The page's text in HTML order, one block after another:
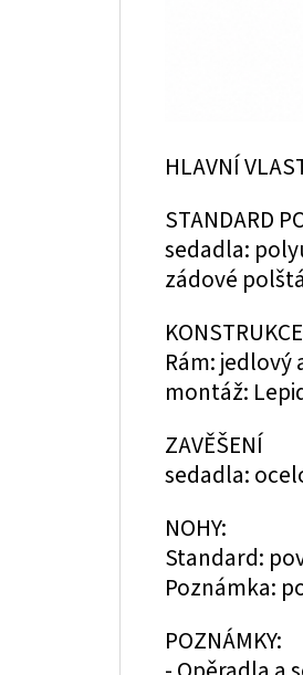
HLAVNÍ
STANDARD
sedadla:
zádové
KONSTRUKCE
Rám: jedlový
montáž:
ZAVĚŠENÍ
sedadla:
NOHY:
Standard:
Poznámka:
POZNÁMKY: